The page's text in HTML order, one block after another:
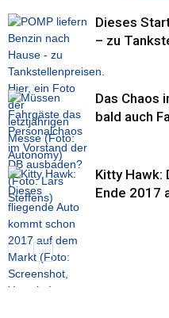
Dieses
– zu
Das Chaos
bald auch
Kitty Hawk:
Ende 2017